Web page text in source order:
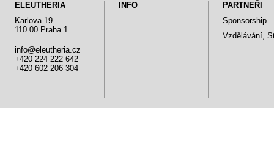
ELEUTHERIA
Karlova 19
110 00 Praha 1
info@eleutheria.cz
+420 224 222 642
+420 602 206 304
INFO
PARTNEŘI
Sponsorship
Vzdělávání,